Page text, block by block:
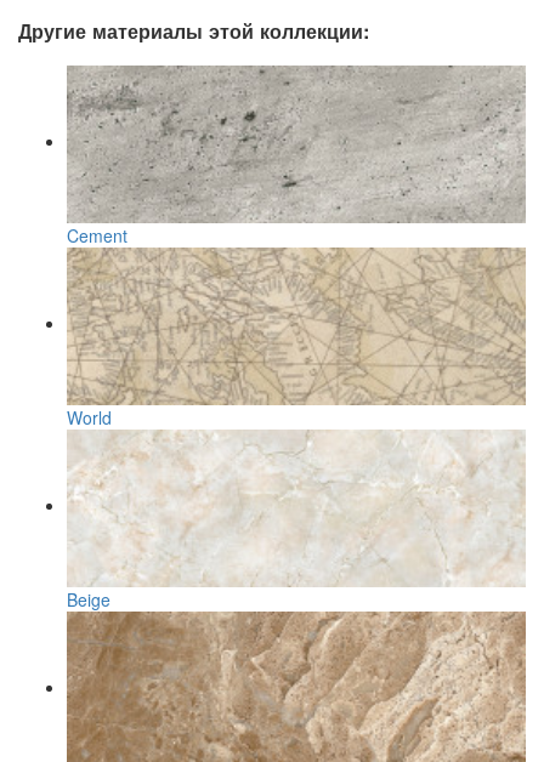
Другие материалы этой коллекции:
Cement
World
Beige